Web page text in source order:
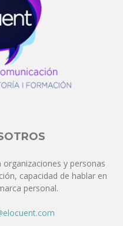
y personas
capacidad de hablar en
personal.